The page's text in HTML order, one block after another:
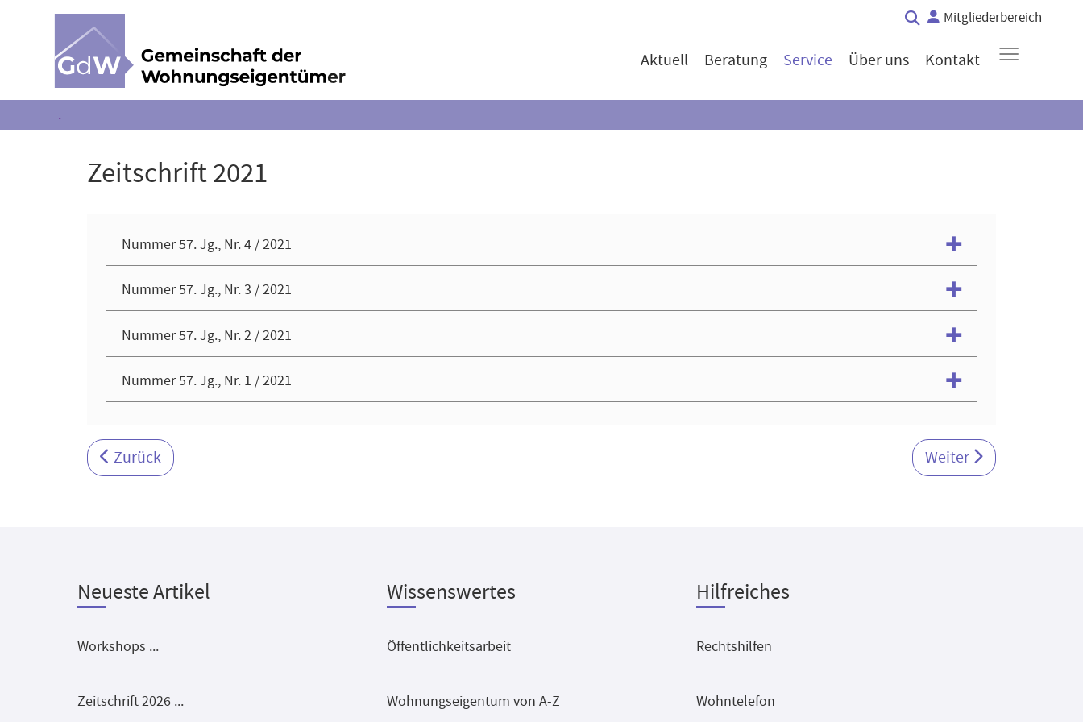
Mitgliederbereich
Aktuell Beratung Service Über uns Kontakt ≡
.
Zeitschrift 2021
Nummer 57. Jg., Nr. 4 / 2021
Nummer 57. Jg., Nr. 3 / 2021
Nummer 57. Jg., Nr. 2 / 2021
Nummer 57. Jg., Nr. 1 / 2021
Vorheriger Beitrag: Zeitschrift 2022
Zurück Nächster Beitrag:
Weiter
Neueste Artikel
Workshops ...
Zeitschrift 2026 ...
Wissenswertes
Öffentlichkeitsarbeit
Wohnungseigentum von A-Z
Hilfreiches
Rechtshilfen
Wohntelefon